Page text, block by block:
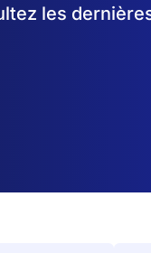
les